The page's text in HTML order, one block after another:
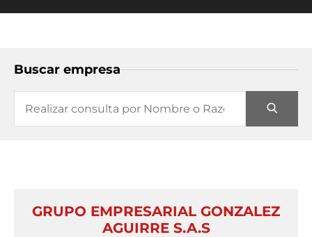
Buscar empresa
GRUPO EMPRESARIAL GONZALEZ
AGUIRRE S.A.S